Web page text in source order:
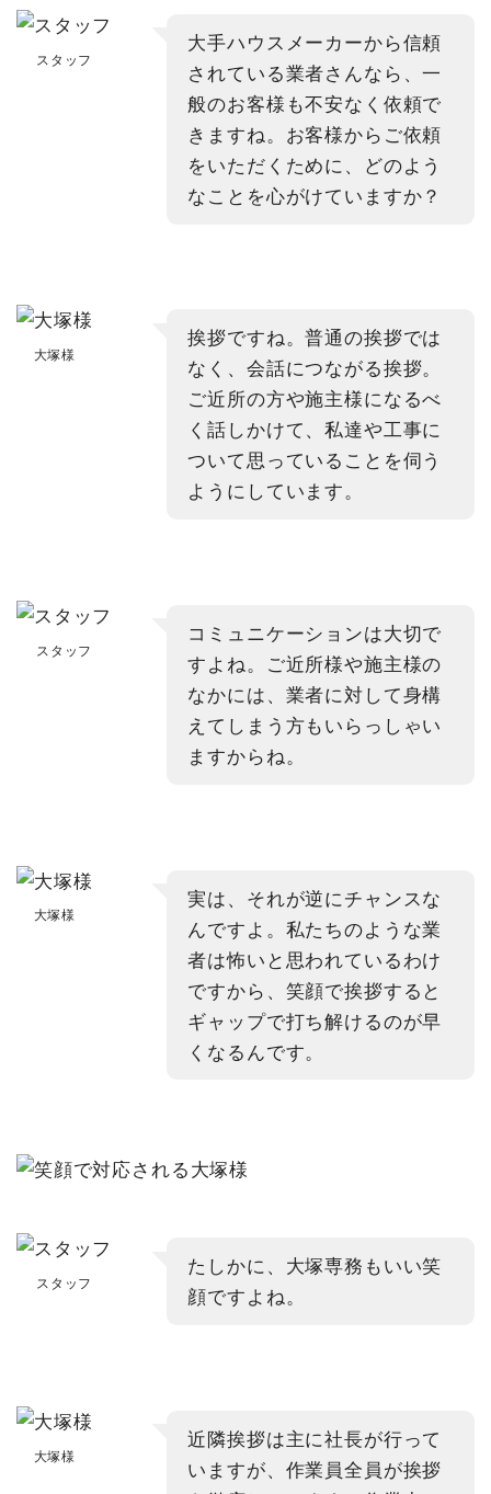
スタッフ
大手ハウスメーカーから信頼
されている業者さんなら、一
般のお客様も不安なく依頼で
きますね。お客様からご依頼
をいただくために、どのよう
なことを心がけていますか？
大塚様
挨拶ですね。普通の挨拶では
なく、会話につながる挨拶。
ご近所の方や施主様になるべ
く話しかけて、私達や工事に
ついて思っていることを伺う
ようにしています。
スタッフ
コミュニケーションは大切で
すよね。ご近所様や施主様の
なかには、業者に対して身構
えてしまう方もいらっしゃい
ますからね。
大塚様
実は、それが逆にチャンスな
んですよ。私たちのような業
者は怖いと思われているわけ
ですから、笑顔で挨拶すると
ギャップで打ち解けるのが早
くなるんです。
スタッフ
たしかに、大塚専務もいい笑
顔ですよね。
大塚様
近隣挨拶は主に社長が行って
いますが、作業員全員が挨拶